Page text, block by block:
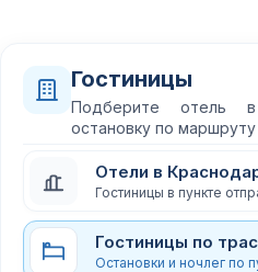
Гостиницы
Подберите отель
остановку по маршруту
Отели в
Гостиницы в пункте
Гостиницы по
Остановки и ночлег по